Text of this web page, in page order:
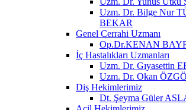
Uzm. Dr. Bilge Nur
BEKAR
Genel Cerrahi Uzmanı
Op.Dr.KENAN
İç Hastalıkları Uzmanları
Uzm. Dr. Gıyasettin
Uzm. Dr. Okan
Diş Hekimlerimiz
Dt. Şeyma Güler